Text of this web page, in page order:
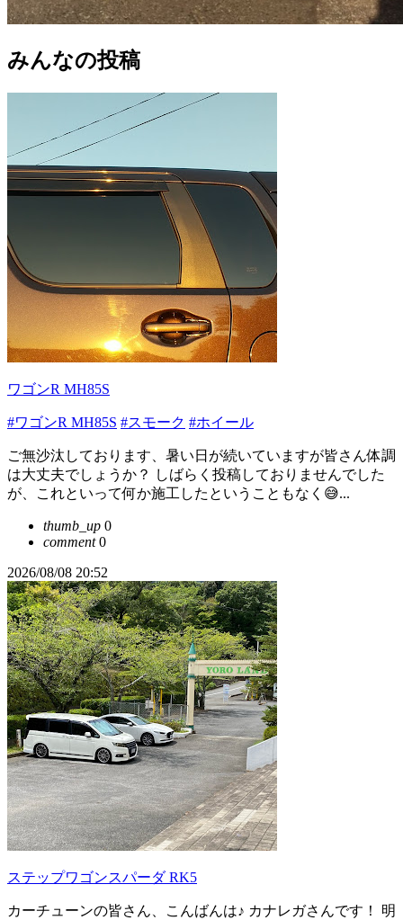
みんなの投稿
ワゴンR MH85S
#ワゴンR MH85S #スモーク #ホイール
ご無沙汰しております、暑い日が続いていますが皆さん体調
は大丈夫でしょうか？ しばらく投稿しておりませんでした
が、これといって何か施工したということもなく😅...
thumb_up 0
comment0
2026/08/08 20:52
ステップワゴンスパーダ RK5
カーチューンの皆さん、こんばんは♪ カナレガさんです！ 明